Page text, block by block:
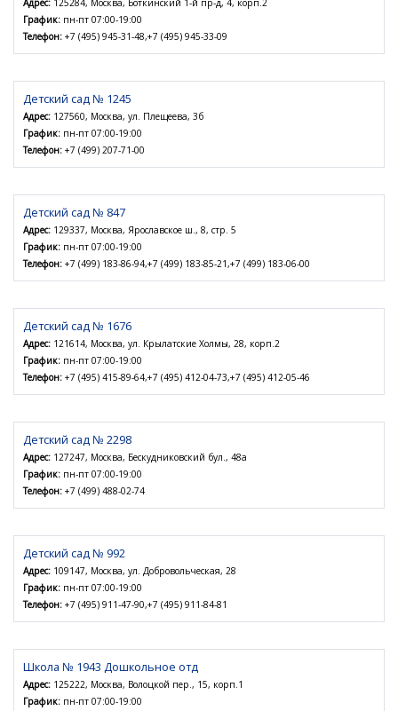
Адрес: 125284, Москва, Боткинский 1-й пр-д, 4, корп.2
График: пн-пт 07:00-19:00
Телефон: +7 (495) 945-31-48,+7 (495) 945-33-09
Детский сад № 1245
Адрес: 127560, Москва, ул. Плещеева, 3б
График: пн-пт 07:00-19:00
Телефон: +7 (499) 207-71-00
Детский сад № 847
Адрес: 129337, Москва, Ярославское ш., 8, стр. 5
График: пн-пт 07:00-19:00
Телефон: +7 (499) 183-86-94,+7 (499) 183-85-21,+7 (499) 183-06-00
Детский сад № 1676
Адрес: 121614, Москва, ул. Крылатские Холмы, 28, корп.2
График: пн-пт 07:00-19:00
Телефон: +7 (495) 415-89-64,+7 (495) 412-04-73,+7 (495) 412-05-46
Детский сад № 2298
Адрес: 127247, Москва, Бескудниковский бул., 48а
График: пн-пт 07:00-19:00
Телефон: +7 (499) 488-02-74
Детский сад № 992
Адрес: 109147, Москва, ул. Добровольческая, 28
График: пн-пт 07:00-19:00
Телефон: +7 (495) 911-47-90,+7 (495) 911-84-81
Школа № 1943 Дошкольное отд
Адрес: 125222, Москва, Волоцкой пер., 15, корп.1
График: пн-пт 07:00-19:00